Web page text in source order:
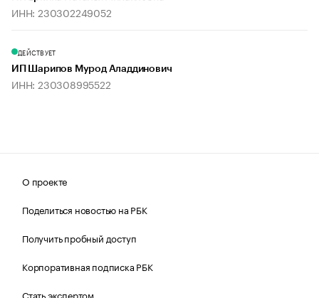
ИНН: 230302249052
ДЕЙСТВУЕТ
ИП Шарипов Мурод Аладдинович
ИНН: 230308995522
О проекте
Поделиться новостью на РБК
Получить пробный доступ
Корпоративная подписка РБК
Стать экспертом